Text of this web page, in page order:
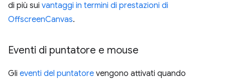
di più sui vantaggi in termini di prestazioni di
OffscreenCanvas.
Eventi di puntatore e mouse
Gli eventi del puntatore vengono attivati quando